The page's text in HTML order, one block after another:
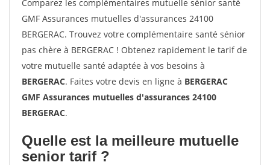
Comparez les complémentaires mutuelle sénior santé
GMF Assurances mutuelles d'assurances 24100
BERGERAC. Trouvez votre complémentaire santé sénior
pas chère à BERGERAC ! Obtenez rapidement le tarif de
votre mutuelle santé adaptée à vos besoins à
BERGERAC. Faites votre devis en ligne à BERGERAC
GMF Assurances mutuelles d'assurances 24100
BERGERAC.
Quelle est la meilleure mutuelle
senior tarif ?